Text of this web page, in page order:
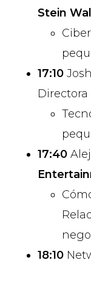
Stein
17:10
Directora
17:40
18:10